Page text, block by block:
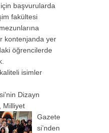
başvurularda
fakültesi
kontenjanda yer
öğrencilerde
isimler
Dizayn
, Milliyet
Gazete
si’nden